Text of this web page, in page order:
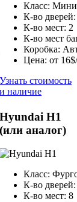
Класс: Мини
К-во
К-во мест: 2
К-во мест
Коробка:
Цена: от
Узнать стоимость
и наличие
Hyundai H1
(или аналог)
Класс:
К-во
К-во мест: 8